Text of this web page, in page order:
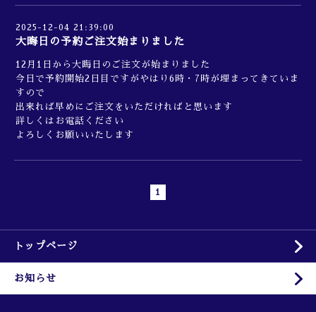
2025-12-04 21:39:00
大晦日の予約ご注文始まりました
12月1日から大晦日のご注文が始まりました
今日で予約開始2日目ですがやはり6時・7時が埋まってきていま
すので
出来れば早めにご注文をいただければと思います
詳しくはお電話ください
よろしくお願いいたします
1
トップページ
お知らせ